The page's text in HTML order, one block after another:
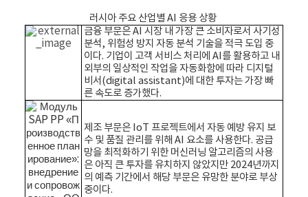
러시아 주요 산업별 AI 응용 상황
금융 부문은 AI 시장 내 가장 큰 소비자로서 사기성
분석, 위험성 방지 자동 분석 기술을 적극 도입 중
이다. 기업이 고객 서비스 처리에 AI를 활용하고 내
외부의 일상적인 작업을 자동화함에 따라 디지털
비서(digital assistant)에 대한 투자는 가장 빠
른 속도로 증가했다.
제조 부문은 IoT 프로젝트에서 자동 예방 유지 보
수 및 품질 관리를 위해 AI 요소를 사용한다. 공급
망을 최적화하기 위한 머신러닝 알고리즘의 사용
은 아직 큰 투자를 유치하지 않았지만 2024년까지
의 예측 기간에서 해당 부문은 유망한 분야로 부상
중이다.